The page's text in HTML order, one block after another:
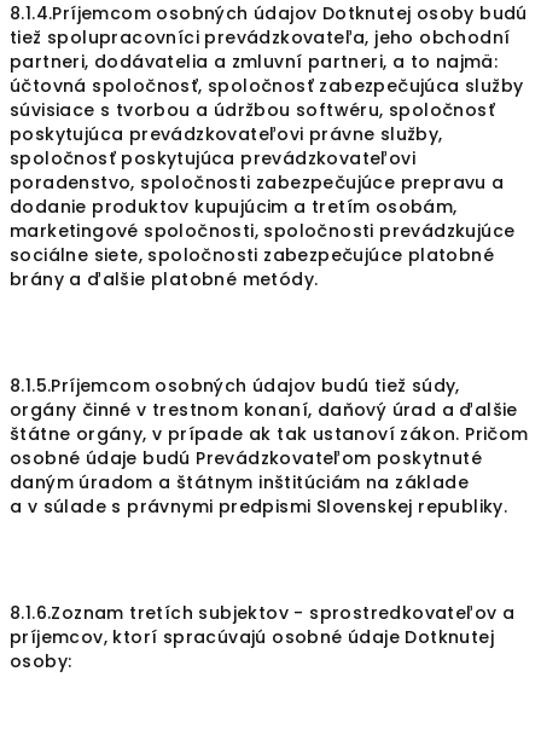
8.1.4.Príjemcom osobných údajov Dotknutej osoby budú
tiež spolupracovníci prevádzkovateľa, jeho obchodní
partneri, dodávatelia a zmluvní partneri, a to najmä:
účtovná spoločnosť, spoločnosť zabezpečujúca služby
súvisiace s tvorbou a údržbou softwéru, spoločnosť
poskytujúca prevádzkovateľovi právne služby,
spoločnosť poskytujúca prevádzkovateľovi
poradenstvo, spoločnosti zabezpečujúce prepravu a
dodanie produktov kupujúcim a tretím osobám,
marketingové spoločnosti, spoločnosti prevádzkujúce
sociálne siete, spoločnosti zabezpečujúce platobné
brány a ďalšie platobné metódy.
8.1.5.Príjemcom osobných údajov budú tiež súdy,
orgány činné v trestnom konaní, daňový úrad a ďalšie
štátne orgány, v prípade ak tak ustanoví zákon. Pričom
osobné údaje budú Prevádzkovateľom poskytnuté
daným úradom a štátnym inštitúciám na základe
a v súlade s právnymi predpismi Slovenskej republiky.
8.1.6.Zoznam tretích subjektov - sprostredkovateľov a
príjemcov, ktorí spracúvajú osobné údaje Dotknutej
osoby: